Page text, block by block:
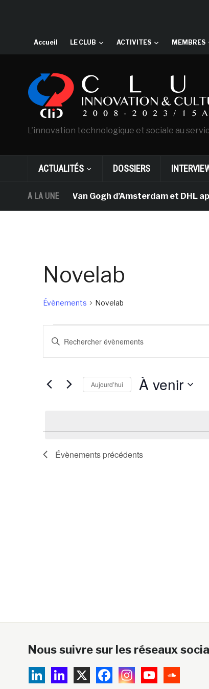
Accueil LE CLUB ACTIVITES MEMBRES
L'innovation technologique et sociale au
ACTUALITÉS DOSSIERS
A LA UNE
Le musée Van Gogh d’Amsterdam et DHL
Novelab
Évènements Novelab
Évènements
Recherche
et
de
Saisir
Rechercher
Évènements
clé.
Aujourd’hui À venir
Évènements précédents
Nous suivre sur les réseaux